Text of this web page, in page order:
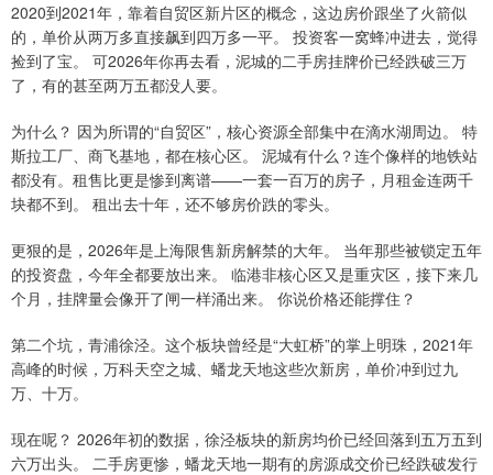
2020到2021年，靠着自贸区新片区的概念，这边房价跟坐了火箭似
的，单价从两万多直接飙到四万多一平。 投资客一窝蜂冲进去，觉得
捡到了宝。 可2026年你再去看，泥城的二手房挂牌价已经跌破三万
了，有的甚至两万五都没人要。
为什么？ 因为所谓的“自贸区”，核心资源全部集中在滴水湖周边。 特
斯拉工厂、商飞基地，都在核心区。 泥城有什么？连个像样的地铁站
都没有。租售比更是惨到离谱——一套一百万的房子，月租金连两千
块都不到。 租出去十年，还不够房价跌的零头。
更狠的是，2026年是上海限售新房解禁的大年。 当年那些被锁定五年
的投资盘，今年全都要放出来。 临港非核心区又是重灾区，接下来几
个月，挂牌量会像开了闸一样涌出来。 你说价格还能撑住？
第二个坑，青浦徐泾。这个板块曾经是“大虹桥”的掌上明珠，2021年
高峰的时候，万科天空之城、蟠龙天地这些次新房，单价冲到过九
万、十万。
现在呢？ 2026年初的数据，徐泾板块的新房均价已经回落到五万五到
六万出头。 二手房更惨，蟠龙天地一期有的房源成交价已经跌破发行